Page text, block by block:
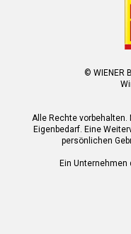
© WIENER
Alle Rechte
Eigenbedarf. Eine
persönlichen
Ein Unternehmen